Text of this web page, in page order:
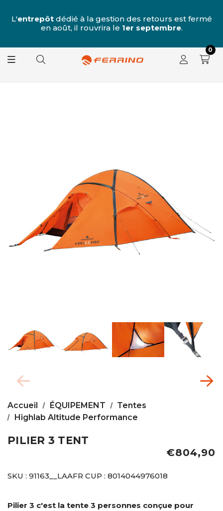
L'entrepôtdédié à la gestion des retours est fermé
en août, il rouvrira le 1er septembre.
0
Accueil ÉQUIPEMENT
Tentes
Highlab Altitude Performance
PILIER 3 TENT
€804,90
SKU : 91163__LAAFR CUP : 8014044976018
Pilier 3 c'est la tente 3 personnes conçue pour